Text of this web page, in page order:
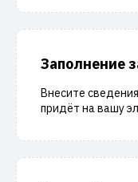
Заполнение
Внесите
придёт на вашу